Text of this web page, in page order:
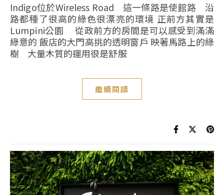
Indigo位於Wireless Road 這一條路是使館路 沿
路都種了很高的綠色很漂亮的環境 正前方其實是
Lumpini公園 從政前方的房間是可以感受到滿滿
綠意的 飯店的大門高挑的透明窗戶 映著馬路上的綠
樹 大量木質的運用很是舒服
繼續閱讀